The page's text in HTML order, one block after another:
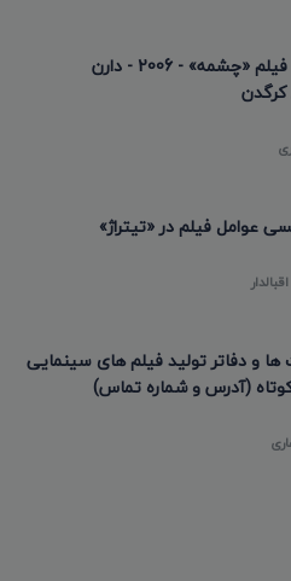
نقد و تحلیل فیلم «چشمه» - 2006 - دارن
عوامل فیلم در «تیتراژ»
و دفاتر تولید فیلم های سینمایی
کوتاه (آدرس و شماره تماس)